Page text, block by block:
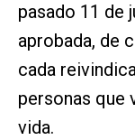
pasado 11 de
aprobada, de
cada
personas que
vida.